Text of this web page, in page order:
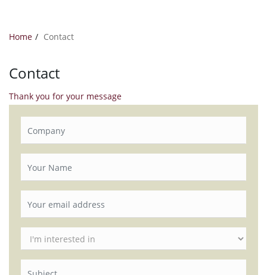
Home Contact
Contact
Thank you for your message